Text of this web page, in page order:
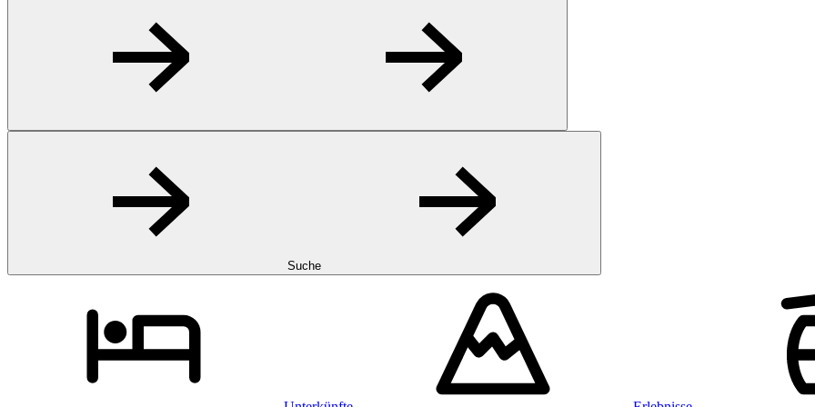
Suche